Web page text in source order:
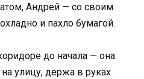
Андрей — со своим
и пахло бумагой.
до начала — она
улицу, держа в руках